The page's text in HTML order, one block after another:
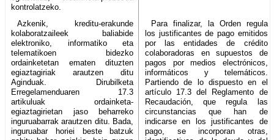
kontrolatzeko.
Azkenik, kreditu-erakunde
kolaboratzaileek baliabide
elektroniko, informatiko eta
telematikoen bidezko
ordainketetan ematen dituzten
egiaztagiriak arautzen ditu
Aginduak. Dirubilketa
Erregelamenduaren 17.3
artikuluak ordainketa-
egiaztagirietan jaso beharreko
inguruabarrak arautzen ditu. Bada,
inguruabar horiei beste batzuk
Para finalizar, la Orden regula
los justificantes de pago emitidos
por las entidades de crédito
colaboradoras en supuestos de
pagos por medios electrónicos,
informáticos y telemáticos.
Partiendo de lo dispuesto en el
artículo 17.3 del Reglamento de
Recaudación, que regula las
circunstancias que han de
indicarse en los justificantes de
pago, se incorporan otras,